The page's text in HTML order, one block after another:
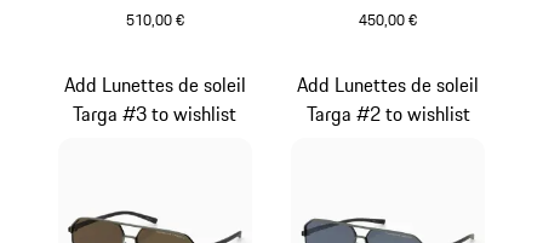
510,00 € 450,00 €
Add Lunettes de soleil
Targa #3 to wishlist
Add Lunettes de soleil
Targa #2 to wishlist